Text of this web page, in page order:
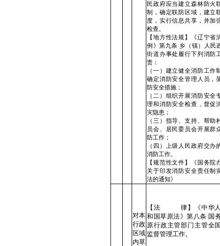
民政府应当建立森林防火
制，确定联防区域，建立
度，实行信息共享，并加
检查。
【地方性法规】《辽宁省
例》第九条 乡（镇）人民
街道办事处履行下列消防
责：
（一）建立健全消防工作
确定消防安全管理人员，
防安全措施；
（二）组织开展消防安全
理和消防安全检查，督促
灾隐患；
（三）指导、支持、帮助
员会、居民委员会开展群
防工作；
（四）上级人民政府交办
消防工作。
【规范性文件】《国务院
关于印发消防安全责任制
法的通知》
对本
行政
区域
内草
【法 律】《中华人
和国草原法》第八条 国
原行政主管部门主管全
监督管理工作。